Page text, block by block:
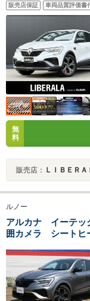
シート シートヒー
BSM LEDヘッドラ
販売店保証 車両品質評価書
無
料
販売店： ＬＩＢＥＲ
ルノー
アルカナ イーテッ
囲カメラ シート